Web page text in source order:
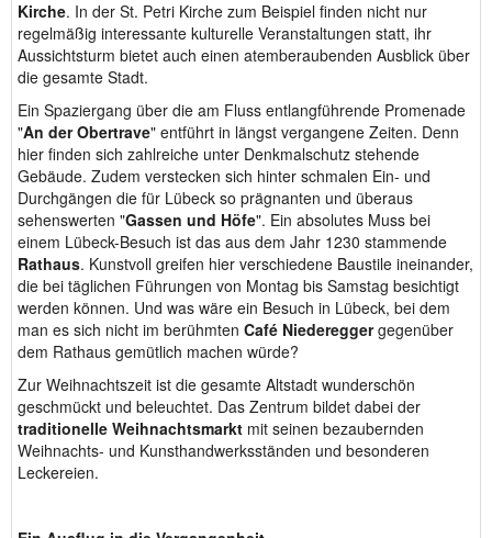
Kirche. In der St. Petri Kirche zum Beispiel finden nicht nur
regelmäßig interessante kulturelle Veranstaltungen statt, ihr
Aussichtsturm bietet auch einen atemberaubenden Ausblick über
die gesamte Stadt.
Ein Spaziergang über die am Fluss entlangführende Promenade
"An der Obertrave" entführt in längst vergangene Zeiten. Denn
hier finden sich zahlreiche unter Denkmalschutz stehende
Gebäude. Zudem verstecken sich hinter schmalen Ein- und
Durchgängen die für Lübeck so prägnanten und überaus
sehenswerten "Gassen und Höfe". Ein absolutes Muss bei
einem Lübeck-Besuch ist das aus dem Jahr 1230 stammende
Rathaus. Kunstvoll greifen hier verschiedene Baustile ineinander,
die bei täglichen Führungen von Montag bis Samstag besichtigt
werden können. Und was wäre ein Besuch in Lübeck, bei dem
man es sich nicht im berühmten Café Niedereggergegenüber
dem Rathaus gemütlich machen würde?
Zur Weihnachtszeit ist die gesamte Altstadt wunderschön
geschmückt und beleuchtet. Das Zentrum bildet dabei der
traditionelle Weihnachtsmarkt mit seinen bezaubernden
Weihnachts- und Kunsthandwerksständen und besonderen
Leckereien.